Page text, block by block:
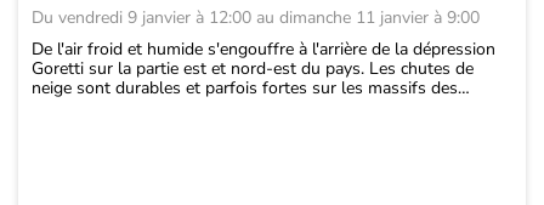
Du vendredi 9 janvier à 12:00 au dimanche 11 janvier à 9:00
De l'air froid et humide s'engouffre à l'arrière de la dépression
Goretti sur la partie est et nord-est du pays. Les chutes de
neige sont durables et parfois fortes sur les massifs des